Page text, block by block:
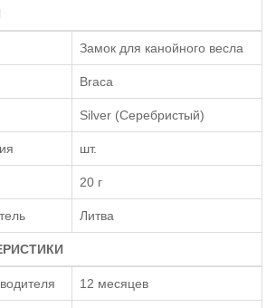
Замок для канойного весла
Braca
Silver (Серебристый)
шт.
20 г
Литва
12 месяцев